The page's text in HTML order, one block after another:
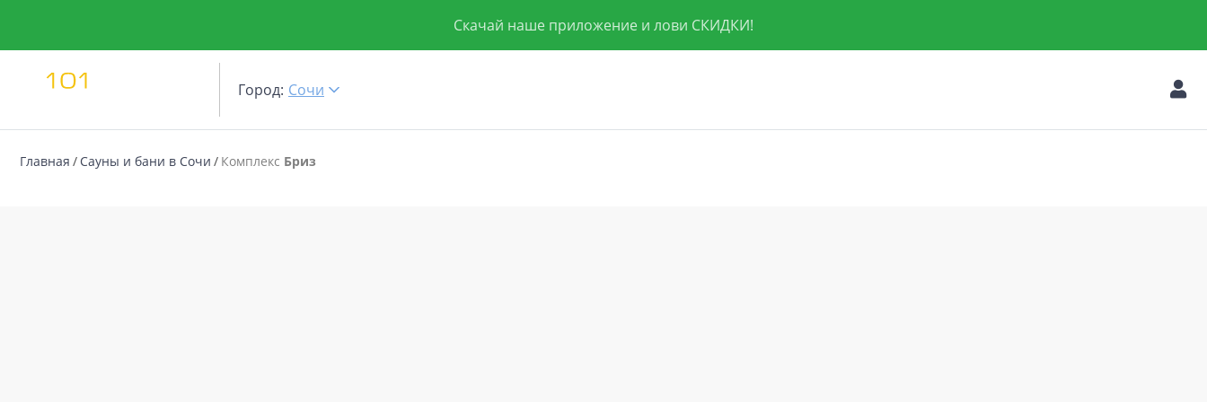
Скачай наше приложение и лови СКИДКИ!
Город: Сочи
Главная Сауны и бани в Сочи Комплекс Бриз